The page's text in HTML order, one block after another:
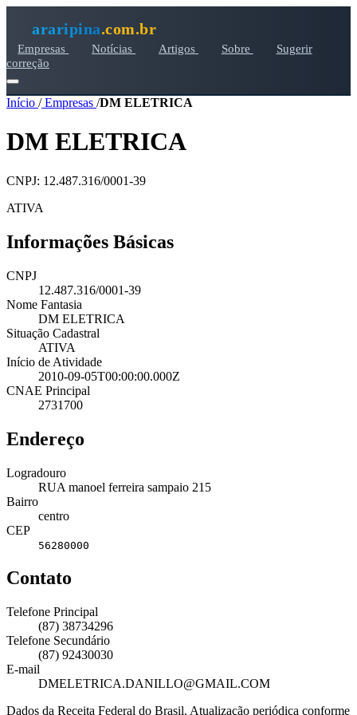
araripina.com.br
Empresas Notícias Artigos Sobre
Sugerir
correção
Início /Empresas /DM ELETRICA
DM ELETRICA
CNPJ: 12.487.316/0001-39
ATIVA
Informações Básicas
CNPJ
12.487.316/0001-39
Nome Fantasia
DM ELETRICA
Situação Cadastral
ATIVA
Início de Atividade
2010-09-05T00:00:00.000Z
CNAE Principal
2731700
Endereço
Logradouro
RUA manoel ferreira sampaio 215
Bairro
centro
CEP
56280000
Contato
Telefone Principal
(87) 38734296
Telefone Secundário
(87) 92430030
E-mail
DMELETRICA.DANILLO@GMAIL.COM
Dados da Receita Federal do Brasil. Atualização periódica conforme